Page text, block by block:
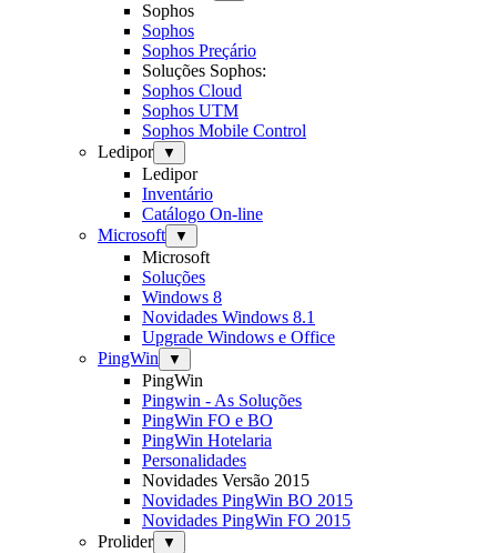
Sophos
Sophos
Sophos Preçário
Soluções Sophos:
Sophos Cloud
Sophos UTM
Sophos Mobile Control
Ledipor
▼
Ledipor
Inventário
Catálogo On-line
Microsoft
▼
Microsoft
Soluções
Windows 8
Novidades Windows 8.1
Upgrade Windows e Office
PingWin
▼
PingWin
Pingwin - As Soluções
PingWin FO e BO
PingWin Hotelaria
Personalidades
Novidades Versão 2015
Novidades PingWin BO 2015
Novidades PingWin FO 2015
Prolider
▼